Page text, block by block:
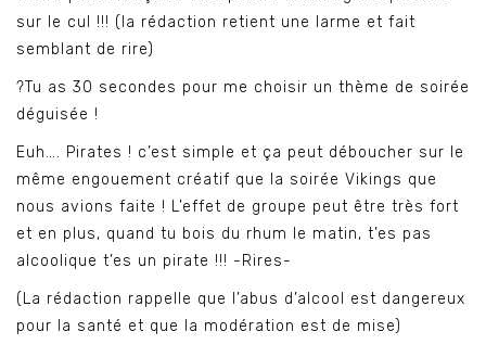
sur le cul !!! (la rédaction retient une larme et fait
semblant de rire)
?Tu as 30 secondes pour me choisir un thème de soirée
déguisée !
Euh…. Pirates ! c’est simple et ça peut déboucher sur le
même engouement créatif que la soirée Vikings que
nous avions faite ! L’effet de groupe peut être très fort
et en plus, quand tu bois du rhum le matin, t’es pas
alcoolique t’es un pirate !!! -Rires-
(La rédaction rappelle que l’abus d’alcool est dangereux
pour la santé et que la modération est de mise)